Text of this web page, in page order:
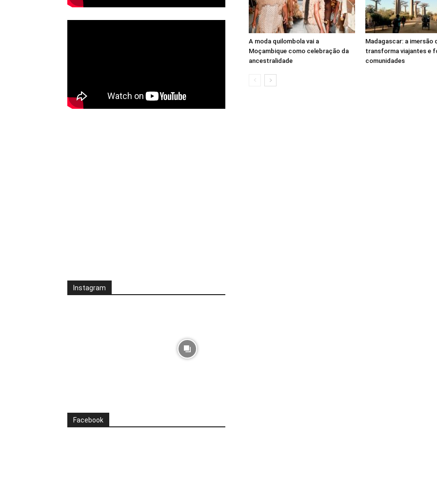
A moda quilombola vai a
Moçambique como celebração da
ancestralidade
Madagascar: a imersão
transforma viajantes e
comunidades
Instagram
Facebook